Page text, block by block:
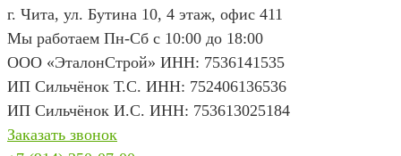
г. Чита, ул. Бутина 10, 4 этаж, офис 411
Мы работаем Пн-Сб с 10:00 до 18:00
ООО «ЭталонСтрой» ИНН: 7536141535
ИП Сильчёнок Т.С. ИНН: 752406136536
ИП Сильчёнок И.С. ИНН: 753613025184
Заказать звонок